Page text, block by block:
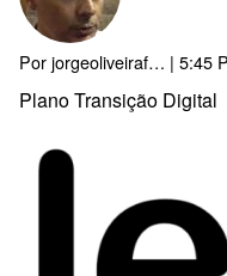
Porjorgeoliveiraf… | 5:45
Plano Transição Digital